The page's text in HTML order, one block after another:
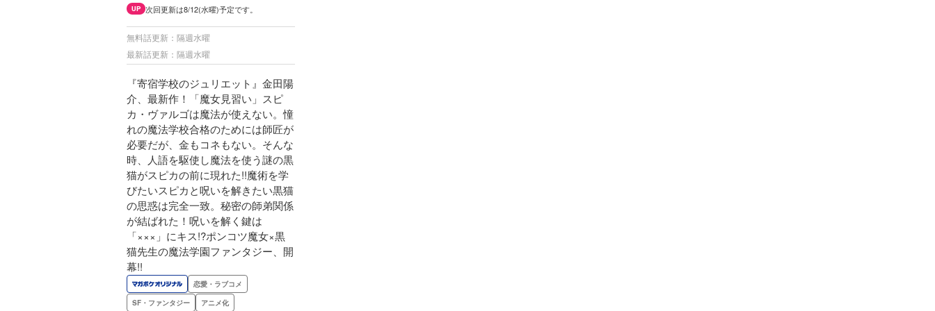
UP 次回更新は8/12(水曜)予定です。
無料話更新：隔週水曜
最新話更新：隔週水曜
『寄宿学校のジュリエット』金田陽
介、最新作！「魔女見習い」スピ
カ・ヴァルゴは魔法が使えない。憧
れの魔法学校合格のためには師匠が
必要だが、金もコネもない。そんな
時、人語を駆使し魔法を使う謎の黒
猫がスピカの前に現れた!!魔術を学
びたいスピカと呪いを解きたい黒猫
の思惑は完全一致。秘密の師弟関係
が結ばれた！呪いを解く鍵は
「×××」にキス!?ポンコツ魔女×黒
猫先生の魔法学園ファンタジー、開
幕!!
恋愛・ラブコメ
SF・ファンタジー
アニメ化